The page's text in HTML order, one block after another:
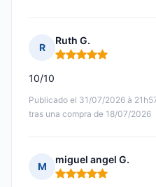
R
Ruth G.
Nota: 5 de 5
Publicado el 31/07/2026 à
tras una compra de 18/07/2026
10/10
M
miguel angel G.
Nota: 5 de 5